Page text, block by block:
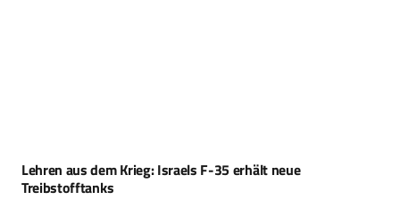
Lehren aus dem Krieg: Israels F-35 erhält neue
Treibstofftanks